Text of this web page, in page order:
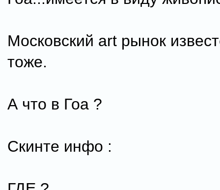
Московский art рынок
тоже.
А что в Гоа ?
Скинте инфо :